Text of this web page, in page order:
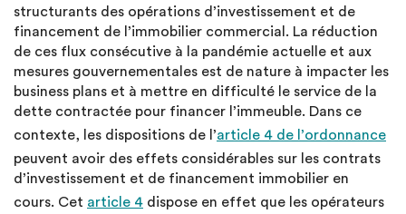
structurants des opérations d’investissement et de
financement de l’immobilier commercial. La réduction
de ces flux consécutive à la pandémie actuelle et aux
mesures gouvernementales est de nature à impacter les
business plans et à mettre en difficulté le service de la
dette contractée pour financer l’immeuble. Dans ce
contexte, les dispositions de l’article 4 de l’ordonnance
peuvent avoir des effets considérables sur les contrats
d’investissement et de financement immobilier en
cours. Cet article 4 dispose en effet que les opérateurs